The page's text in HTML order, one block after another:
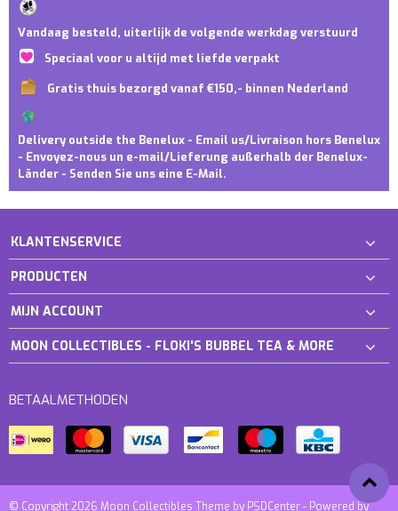
Vandaag besteld, uiterlijk de volgende werkdag verstuurd
Speciaal voor u altijd met liefde verpakt
Gratis thuis bezorgd vanaf €150,- binnen Nederland
Delivery outside the Benelux - Email us/Livraison hors Benelux
- Envoyez-nous un e-mail/Lieferung außerhalb der Benelux-
Länder - Senden Sie uns eine E-Mail.
KLANTENSERVICE
PRODUCTEN
MIJN ACCOUNT
MOON COLLECTIBLES - FLOKI'S BUBBEL TEA & MORE
BETAALMETHODEN
© Copyright 2026 Moon Collectibles Theme by PSDCenter- Powered by